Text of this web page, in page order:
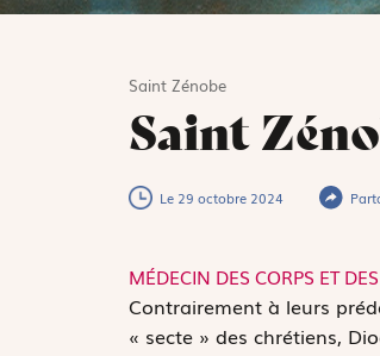
Saint Zénobe
Saint
Le 29 octobre 2024
MÉDECIN DES CORPS ET
Contrairement à leurs
« secte » des chrétiens,